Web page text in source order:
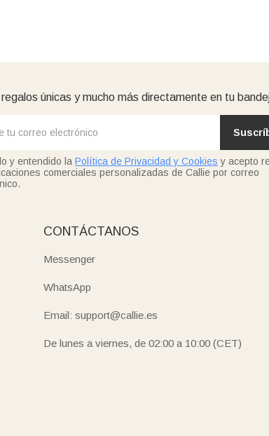
únicas y mucho más directamente en tu
y entendido la Política de Privacidad y Cookies y acepto
comerciales personalizadas de Callie por correo
CONTÁCTANOS
Messenger
WhatsApp
Email: support@callie.es
De lunes a viernes, de 02:00 a 10:00 (CET)